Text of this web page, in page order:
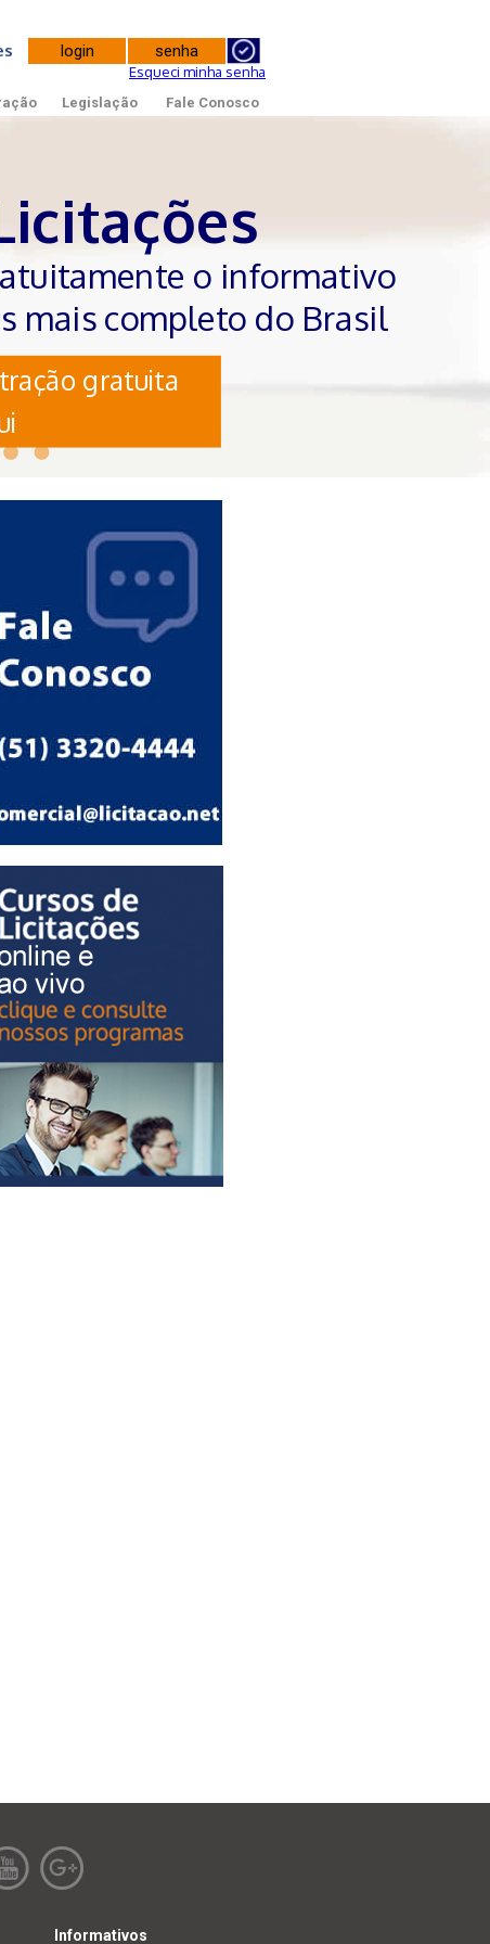
Esqueci minha senha
Legislação Fale Conosco
o informativo
mais completo do Brasil
gratuita
Informativos